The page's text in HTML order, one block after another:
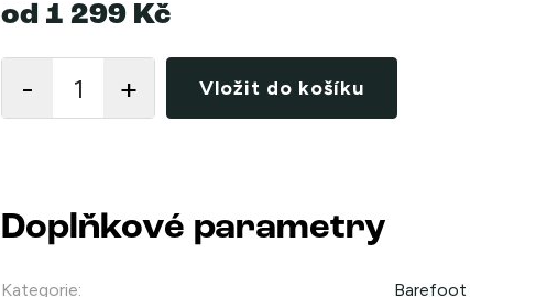
od 1 299 Kč
Vložit do košíku
Doplňkové parametry
Kategorie: Barefoot